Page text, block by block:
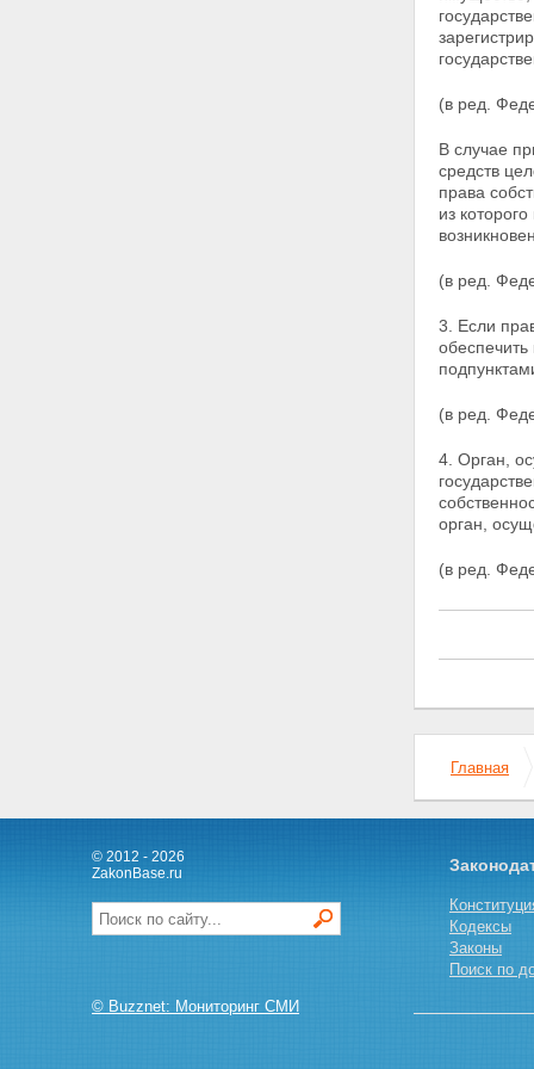
ипотеке в случае ликвидации
юридическим лицом
Статья 26. Публичный характер
государственной регистрации
ипотеки
ипотеки
(в ред.
В случае
средств
права
из
(в ред.
3. Если
(в ред.
4. Орган,
орган,
(в ред.
Главная
© 2012 - 2026
ZakonBase.ru
© Buzznet: Мониторинг СМИ
Кодексы
Законы
Поиск по